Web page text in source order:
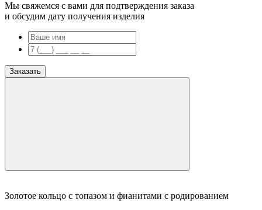
Мы свяжемся с вами для подтверждения заказа
и обсудим дату получения изделия
Заказать
Золотое кольцо с топазом и фианитами с родированием